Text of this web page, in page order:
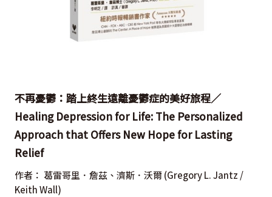
不再憂鬱：踏上終生遠離憂鬱症的美好旅程／
Healing Depression for Life: The Personalized
Approach that Offers New Hope for Lasting
Relief
作者： 葛雷哥里．詹茲、濟斯．沃爾 (Gregory L. Jantz /
Keith Wall)